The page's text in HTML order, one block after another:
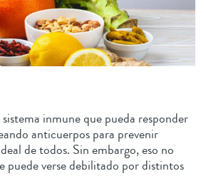
inmune que pueda responder
anticuerpos para prevenir
de todos. Sin embargo, eso no
puede verse debilitado por distintos